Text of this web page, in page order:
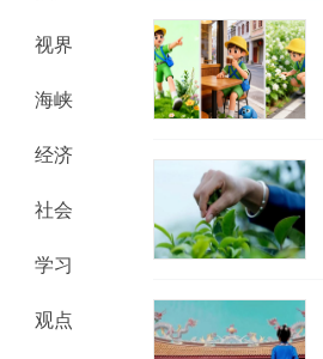
视界
海峡
经济
社会
学习
观点